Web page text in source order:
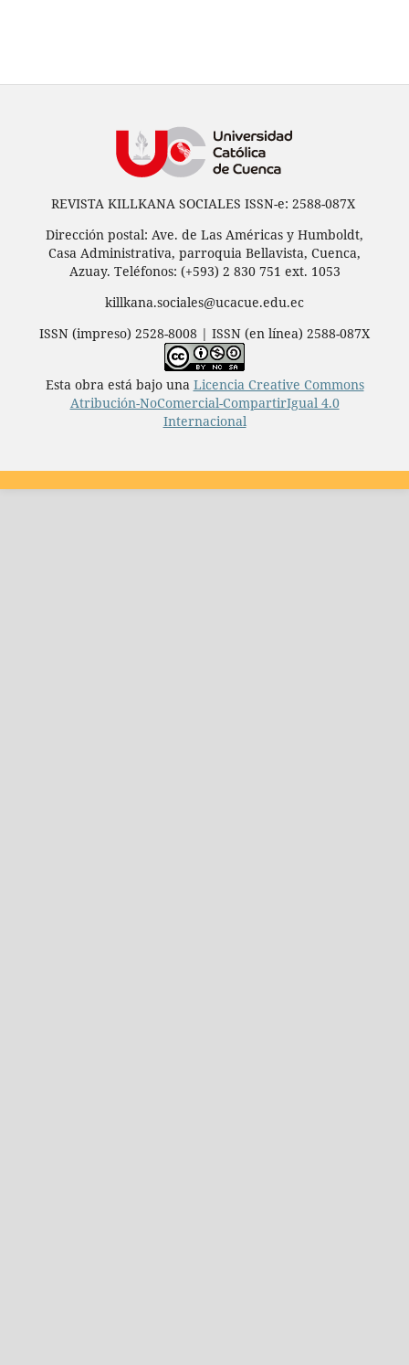
REVISTA KILLKANA SOCIALES ISSN-e: 2588-087X
Dirección postal: Ave. de Las Américas y Humboldt,
Casa Administrativa, parroquia Bellavista, Cuenca,
Azuay. Teléfonos: (+593) 2 830 751 ext. 1053
killkana.sociales@ucacue.edu.ec
ISSN (impreso) 2528-8008 | ISSN (en línea) 2588-087X
Esta obra está bajo una Licencia Creative Commons
Atribución-NoComercial-CompartirIgual 4.0
Internacional